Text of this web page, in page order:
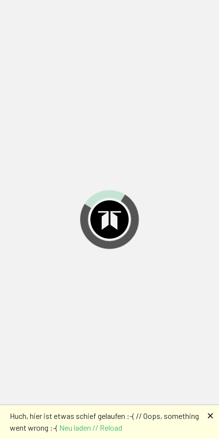
Huch, hier ist etwas schief gelaufen :-( // Oops, something
went wrong :-( Neu laden // Reload
🗙